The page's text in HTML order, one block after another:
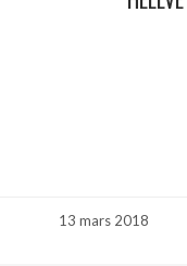
13 mars 2018